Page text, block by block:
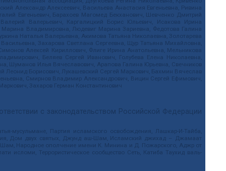
Александр Алексеевич, Васильева Анастасия Евгеньевна, Ривина
Евгеньевич, Барахоев Магомед Бекханович, Шевченко Дмитрий
Валерьевич, Каргалицкий Борис Юльевич, Исакова Ирина
Марина Владимировна, Людевиг Марина Зариевна, Федотова Галина
Наталья Валерьевна, Акимова Татьяна Николаевна, Золотарева
Захарова Светлана Сергеевна, Щур Татьяна Михайловна,
Алексей Кириллович, Флиге Ирина Анатольевна, Мельникова
Беляев Сергей Иванович, Голубева Елена Николаевна,
Шуманов Илья Вячеславович, Арапова Галина Юрьевна, Свечников
Борисович, Лукашевский Сергей Маркович, Бахмин Вячеслав
Смирнов Владимир Александрович, Вицин Сергей Ефимович,
Захаров Герман Константинович
с законодательством Российской Федерации
мусульмане, Партия исламского освобождения, Лашкар-И-Тайба,
Дом двух святых, Джунд аш-Шам, Исламский джихад – Джамаат
Шам, Народное ополчение имени К. Минина и Д. Пожарского, Аджр от
Террористическое сообщество Сеть, Катиба Таухид валь-